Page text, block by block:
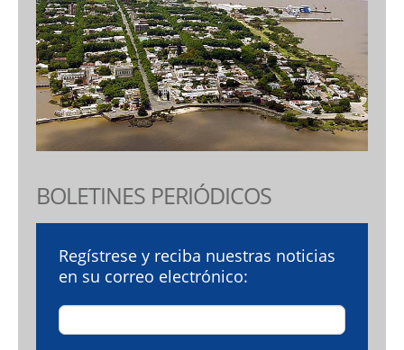
BOLETINES PERIÓDICOS
Regístrese y reciba nuestras noticias
en su correo electrónico: